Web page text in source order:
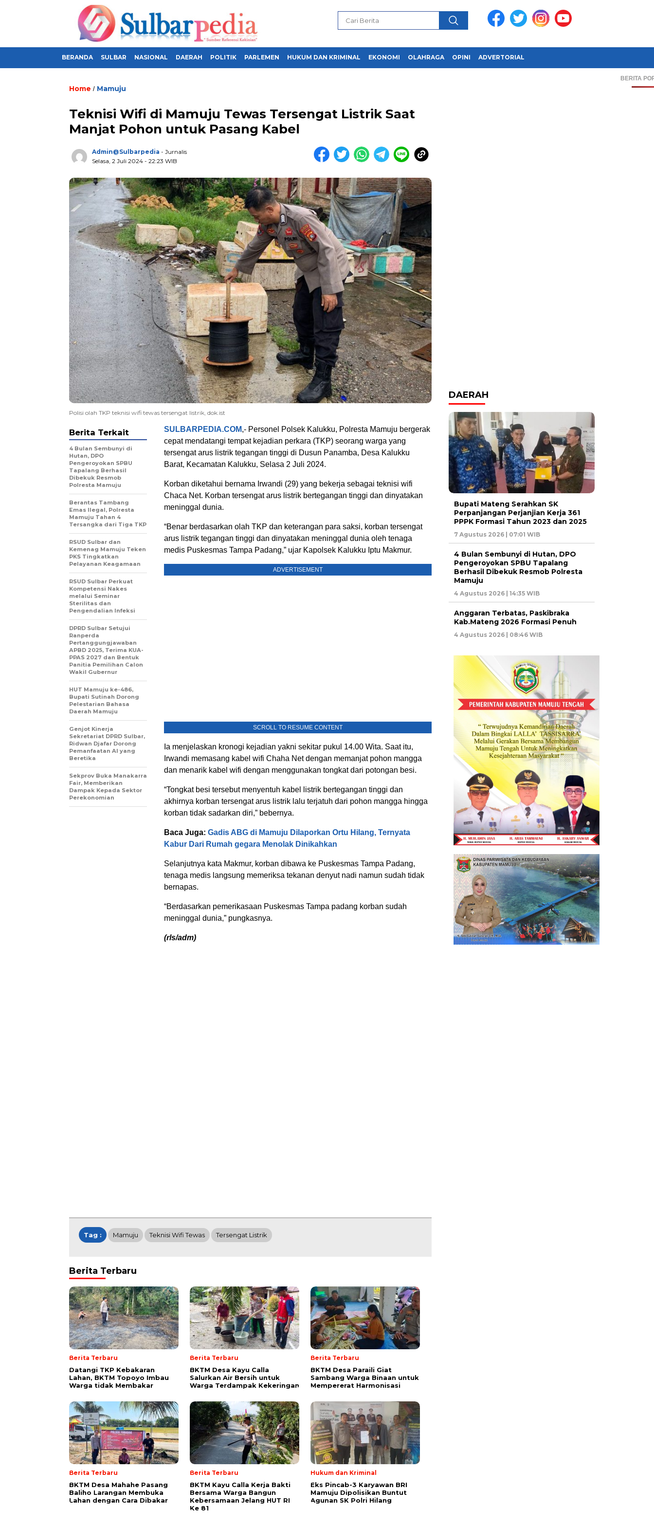
BERANDA SULBAR NASIONAL DAERAH POLITIK PARLEMEN HUKUM DAN KRIMINAL EKONOMI OLAHRAGA OPINI ADVERTORIAL
BERITA
Home / Mamuju
Teknisi Wifi di Mamuju Tewas Tersengat Listrik Saat
Manjat Pohon untuk Pasang Kabel
Admin@sulbarpedia - Jurnalis
Selasa, 2 Juli 2024 - 22:23 WIB
Polisi olah TKP teknisi wifi tewas tersengat listrik, dok.ist
SULBARPEDIA.COM,- Personel Polsek Kalukku, Polresta Mamuju bergerak
cepat mendatangi tempat kejadian perkara (TKP) seorang warga yang
tersengat arus listrik tegangan tinggi di Dusun Panamba, Desa Kalukku
Barat, Kecamatan Kalukku, Selasa 2 Juli 2024.
Korban diketahui bernama Irwandi (29) yang bekerja sebagai teknisi wifi
Chaca Net. Korban tersengat arus listrik bertegangan tinggi dan dinyatakan
meninggal dunia.
“Benar berdasarkan olah TKP dan keterangan para saksi, korban tersengat
arus listrik tegangan tinggi dan dinyatakan meninggal dunia oleh tenaga
medis Puskesmas Tampa Padang,” ujar Kapolsek Kalukku Iptu Makmur.
ADVERTISEMENT
SCROLL TO RESUME CONTENT
Ia menjelaskan kronogi kejadian yakni sekitar pukul 14.00 Wita. Saat itu,
Irwandi memasang kabel wifi Chaha Net dengan memanjat pohon mangga
dan menarik kabel wifi dengan menggunakan tongkat dari potongan besi.
“Tongkat besi tersebut menyentuh kabel listrik bertegangan tinggi dan
akhirnya korban tersengat arus listrik lalu terjatuh dari pohon mangga hingga
korban tidak sadarkan diri,” bebernya.
Baca Juga: Gadis ABG di Mamuju Dilaporkan Ortu Hilang, Ternyata
Kabur Dari Rumah gegara Menolak Dinikahkan
Selanjutnya kata Makmur, korban dibawa ke Puskesmas Tampa Padang,
tenaga medis langsung memeriksa tekanan denyut nadi namun sudah tidak
bernapas.
“Berdasarkan pemerikasaan Puskesmas Tampa padang korban sudah
meninggal dunia,” pungkasnya.
(rls/adm)
Berita Terkait
4 Bulan Sembunyi di
Hutan, DPO
Pengeroyokan SPBU
Tapalang Berhasil
Dibekuk Resmob
Polresta Mamuju
Berantas Tambang
Emas Ilegal, Polresta
Mamuju Tahan 4
Tersangka dari Tiga TKP
RSUD Sulbar dan
Kemenag Mamuju Teken
PKS Tingkatkan
Pelayanan Keagamaan
RSUD Sulbar Perkuat
Kompetensi Nakes
melalui Seminar
Sterilitas dan
Pengendalian Infeksi
DPRD Sulbar Setujui
Ranperda
Pertanggungjawaban
APBD 2025, Terima KUA-
PPAS 2027 dan Bentuk
Panitia Pemilihan Calon
Wakil Gubernur
HUT Mamuju ke-486,
Bupati Sutinah Dorong
Pelestarian Bahasa
Daerah Mamuju
Genjot Kinerja
Sekretariat DPRD Sulbar,
Ridwan Djafar Dorong
Pemanfaatan AI yang
Beretika
Sekprov Buka Manakarra
Fair, Memberikan
Dampak Kepada Sektor
Perekonomian
Tag : Mamuju Teknisi Wifi Tewas Tersengat Listrik
Berita Terbaru
Berita Terbaru
Datangi TKP Kebakaran
Lahan, BKTM Topoyo Imbau
Warga tidak Membakar
Berita Terbaru
BKTM Desa Kayu Calla
Salurkan Air Bersih untuk
Warga Terdampak Kekeringan
Berita Terbaru
BKTM Desa Paraili Giat
Sambang Warga Binaan untuk
Mempererat Harmonisasi
Berita Terbaru
BKTM Desa Mahahe Pasang
Baliho Larangan Membuka
Lahan dengan Cara Dibakar
Berita Terbaru
BKTM Kayu Calla Kerja Bakti
Bersama Warga Bangun
Kebersamaan Jelang HUT RI
Ke 81
Hukum dan Kriminal
Eks Pincab-3 Karyawan BRI
Mamuju Dipolisikan Buntut
Agunan SK Polri Hilang
DAERAH
Bupati Mateng Serahkan SK
Perpanjangan Perjanjian Kerja 361
PPPK Formasi Tahun 2023 dan 2025
7 Agustus 2026 | 07:01 WIB
4 Bulan Sembunyi di Hutan, DPO
Pengeroyokan SPBU Tapalang
Berhasil Dibekuk Resmob Polresta
Mamuju
4 Agustus 2026 | 14:35 WIB
Anggaran Terbatas, Paskibraka
Kab.Mateng 2026 Formasi Penuh
4 Agustus 2026 | 08:46 WIB